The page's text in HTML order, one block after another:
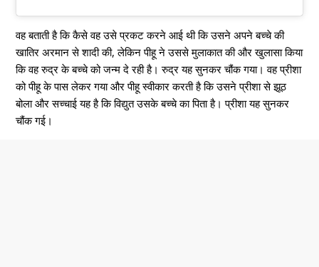
वह बताती है कि कैसे वह उसे प्रकट करने आई थी कि उसने अपने बच्चे की
खातिर अरमान से शादी की, लेकिन पीहू ने उससे मुलाकात की और खुलासा किया
कि वह रुद्र के बच्चे को जन्म दे रही है। रुद्र यह सुनकर चौंक गया। वह प्रीशा
को पीहू के पास लेकर गया और पीहू स्वीकार करती है कि उसने प्रीशा से झूठ
बोला और सच्चाई यह है कि विद्युत उसके बच्चे का पिता है। प्रीशा यह सुनकर
चौंक गई।